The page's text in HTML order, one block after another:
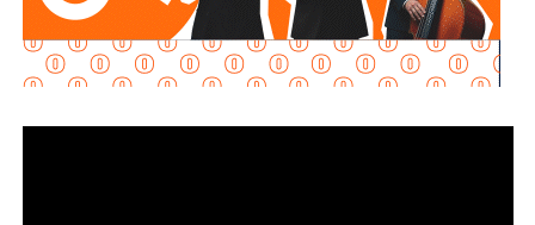
Defensa Nacional mediante la aplicación del Plan DN-III-E,